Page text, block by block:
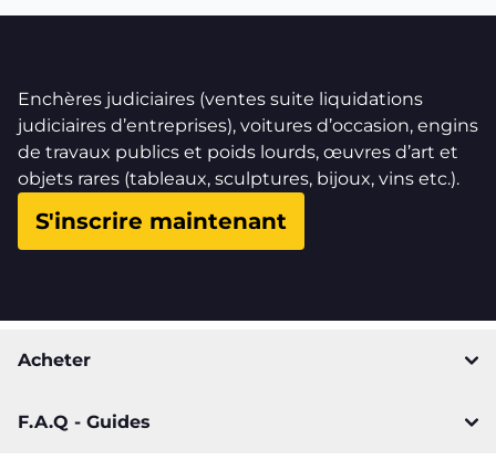
Enchères judiciaires (ventes suite liquidations
judiciaires d’entreprises), voitures d’occasion, engins
de travaux publics et poids lourds, œuvres d’art et
objets rares (tableaux, sculptures, bijoux, vins etc.).
S'inscrire maintenant
Acheter
F.A.Q - Guides